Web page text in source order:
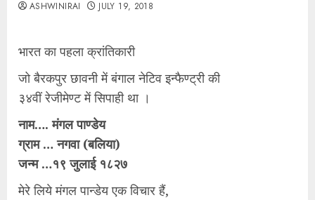
ASHWINIRAI JULY 19, 2018
भारत का पहला क्रांतिकारी
जो बैरकपुर छावनी में बंगाल नेटिव इन्फैण्ट्री की
३४वीं रेजीमेण्ट में सिपाही था ।
नाम…. मंगल पाण्डेय
ग्राम … नगवा (बलिया)
जन्म …१९ जुलाई १८२७
मेरे लिये मंगल पान्डेय एक विचार हैं,